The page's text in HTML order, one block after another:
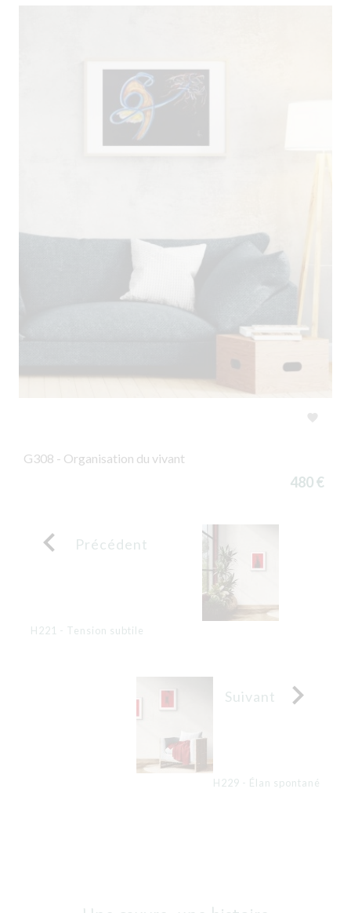

G308 - Organisation du vivant
480 €
 Précédent
H221 - Tension subtile
Suivant 
H229 - Élan spontané